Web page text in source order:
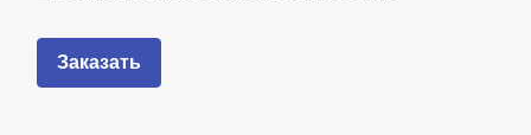
Заказать